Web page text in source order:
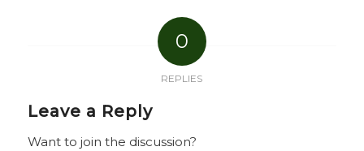
0
REPLIES
Leave a Reply
Want to join the discussion?